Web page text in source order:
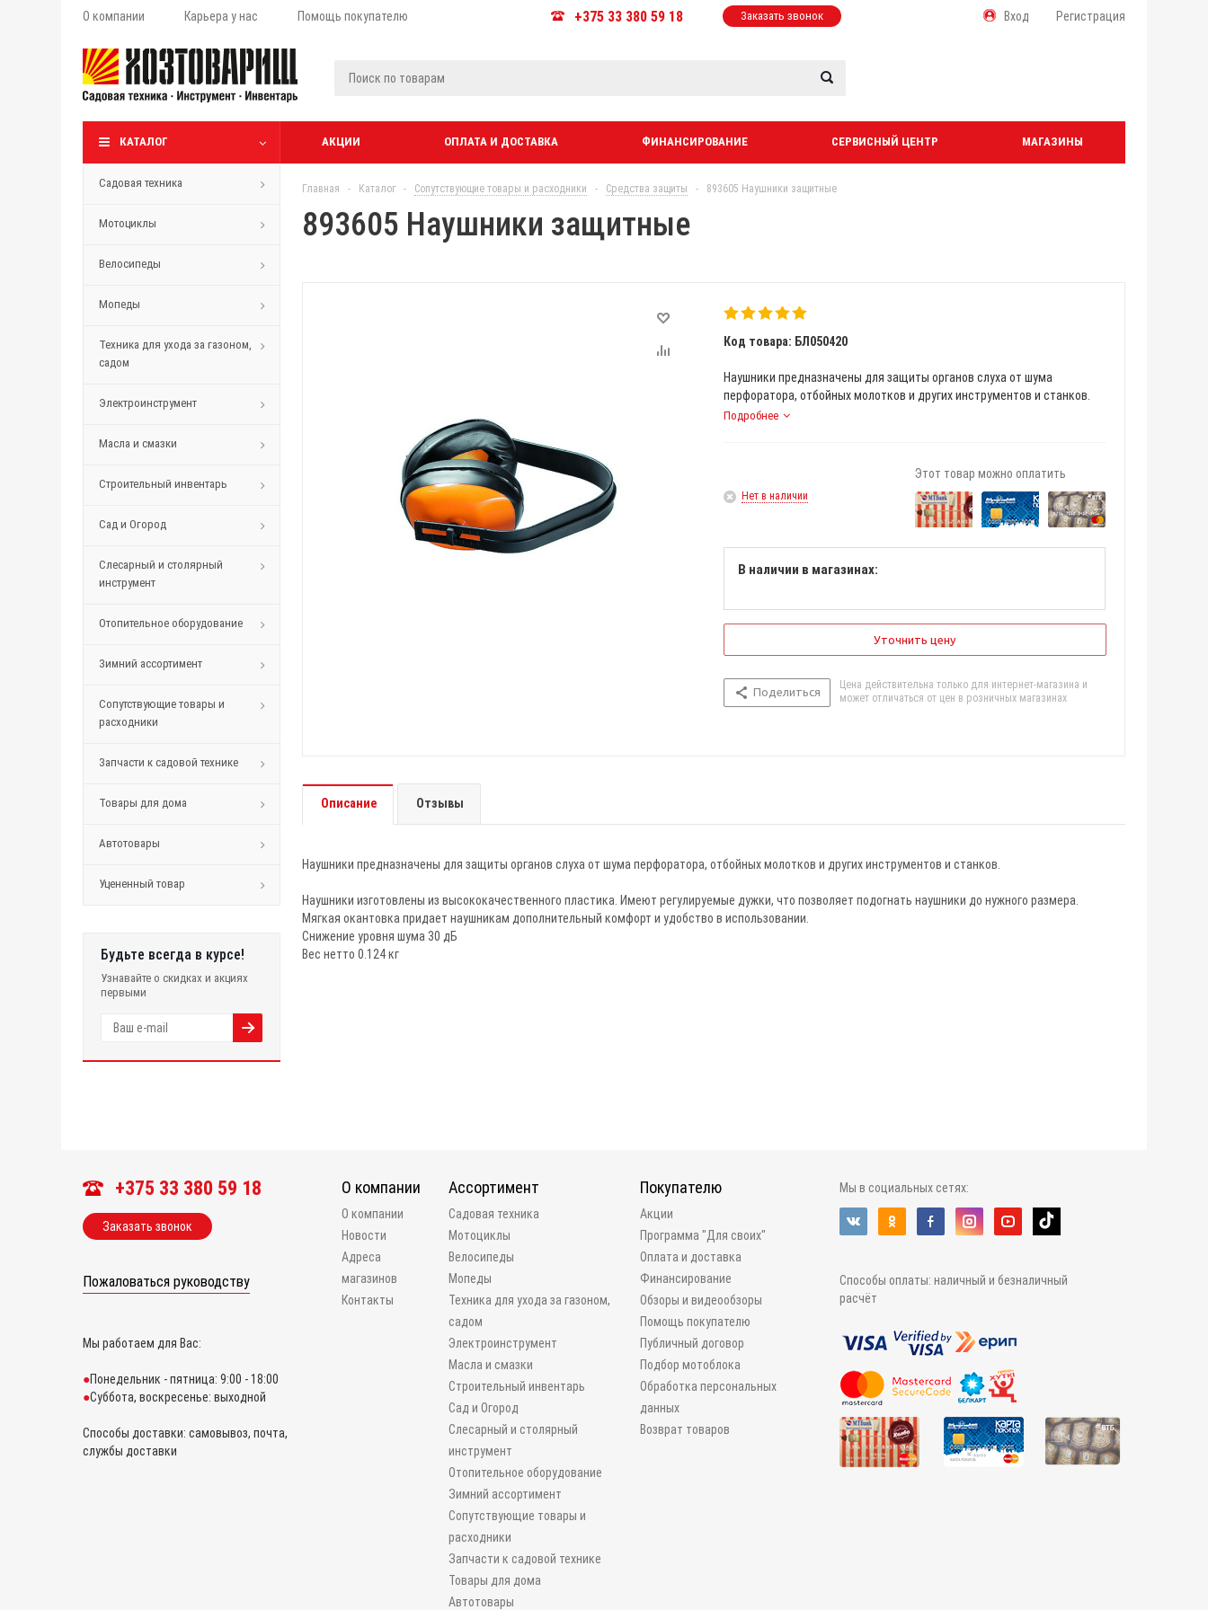
О компании Карьера у нас Помощь покупателю +375 33 380 59 18 Заказать звонок Вход Регистрация
КАТАЛОГ АКЦИИ ОПЛАТА И ДОСТАВКА ФИНАНСИРОВАНИЕ СЕРВИСНЫЙ ЦЕНТР МАГАЗИНЫ
Садовая техника
Мотоциклы
Велосипеды
Мопеды
Техника для ухода за газоном,
садом
Электроинструмент
Масла и смазки
Строительный инвентарь
Сад и Огород
Слесарный и столярный
инструмент
Отопительное оборудование
Зимний ассортимент
Сопутствующие товары и
расходники
Запчасти к садовой технике
Товары для дома
Автотовары
Уцененный товар
Будьте всегда в курсе!
Узнавайте о скидках и акциях
первыми
Главная - Каталог - Сопутствующие товары и расходники - Средства защиты - 893605 Наушники защитные
893605 Наушники защитные
Код товара: БЛ050420
Наушники предназначены для защиты органов слуха от шума
перфоратора, отбойных молотков и других инструментов и станков.
Подробнее
Нет в наличии
Этот товар можно оплатить
В наличии в магазинах:
Уточнить цену
Поделиться
Цена действительна только для интернет-магазина и
может отличаться от цен в розничных магазинах
Описание Отзывы
Наушники предназначены для защиты органов слуха от шума перфоратора, отбойных молотков и других инструментов и станков.
Наушники изготовлены из высококачественного пластика. Имеют регулируемые дужки, что позволяет подогнать наушники до нужного размера.
Мягкая окантовка придает наушникам дополнительный комфорт и удобство в использовании.
Снижение уровня шума 30 дБ
Вес нетто 0.124 кг
+375 33 380 59 18
Заказать звонок
Пожаловаться руководству
Мы работаем для Вас:
Понедельник - пятница: 9:00 - 18:00
Суббота, воскресенье: выходной
Способы доставки: самовывоз, почта,
службы доставки
О компании
О компании
Новости
Адреса
магазинов
Контакты
Ассортимент
Садовая техника
Мотоциклы
Велосипеды
Мопеды
Техника для ухода за газоном,
садом
Электроинструмент
Масла и смазки
Строительный инвентарь
Сад и Огород
Слесарный и столярный
инструмент
Отопительное оборудование
Зимний ассортимент
Сопутствующие товары и
расходники
Запчасти к садовой технике
Товары для дома
Автотовары
Покупателю
Акции
Программа "Для своих"
Оплата и доставка
Финансирование
Обзоры и видеообзоры
Помощь покупателю
Публичный договор
Подбор мотоблока
Обработка персональных
данных
Возврат товаров
Мы в социальных сетях:
Способы оплаты: наличный и безналичный
расчёт